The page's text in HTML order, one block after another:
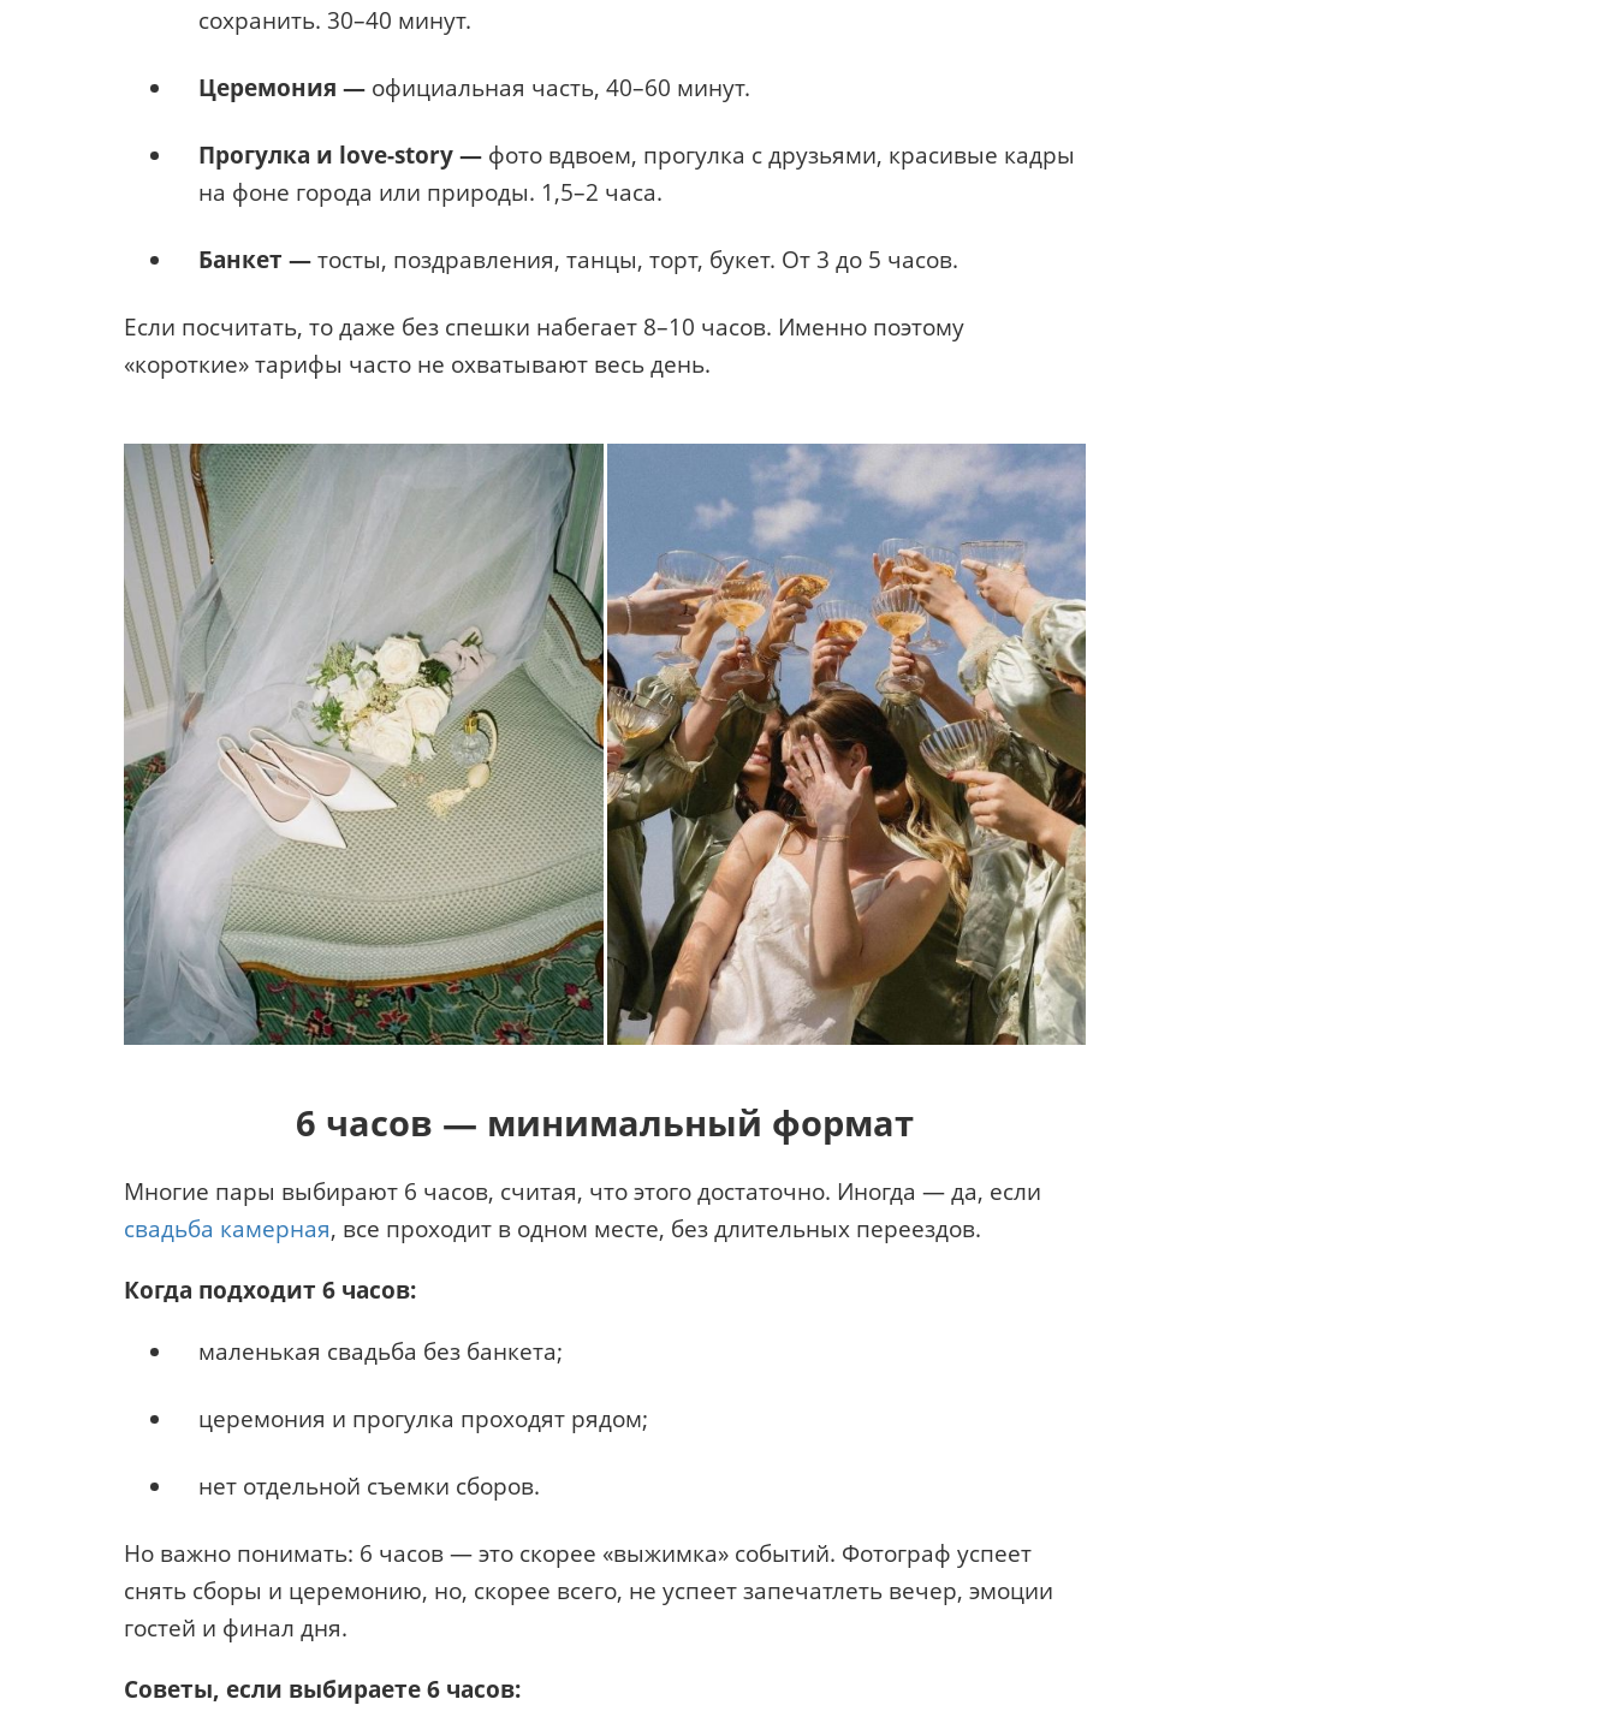
сохранить. 30–40 минут.
Церемония — официальная часть, 40–60 минут.
Прогулка и love-story — фото вдвоем, прогулка с друзьями, красивые кадры
на фоне города или природы. 1,5–2 часа.
Банкет —тосты, поздравления, танцы, торт, букет. От 3 до 5 часов.
Если посчитать, то даже без спешки набегает 8–10 часов. Именно поэтому
«короткие» тарифы часто не охватывают весь день.
6 часов — минимальный формат
Многие пары выбирают 6 часов, считая, что этого достаточно. Иногда — да, если
свадьба камерная, все проходит в одном месте, без длительных переездов.
Когда подходит 6 часов:
маленькая свадьба без банкета;
церемония и прогулка проходят рядом;
нет отдельной съемки сборов.
Но важно понимать: 6 часов — это скорее «выжимка» событий. Фотограф успеет
снять сборы и церемонию, но, скорее всего, не успеет запечатлеть вечер, эмоции
гостей и финал дня.
Советы, если выбираете 6 часов: